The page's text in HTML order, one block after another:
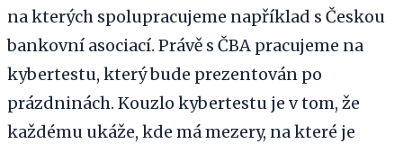
na kterých spolupracujeme například s Českou
bankovní asociací. Právě s ČBA pracujeme na
kybertestu, který bude prezentován po
prázdninách. Kouzlo kybertestu je v tom, že
každému ukáže, kde má mezery, na které je